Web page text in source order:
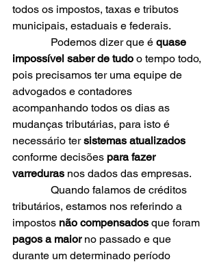
todos os impostos, taxas e tributos
municipais, estaduais e federais.
              Podemos dizer que é
quase
impossível saber de tudo o tempo todo,
pois precisamos ter uma equipe de
advogados e contadores
acompanhando todos os dias as
mudanças tributárias, para isto é
necessário ter sistemas atualizados
conforme decisões para fazer
varreduras nos dados das empresas.
tributários, estamos nos referindo a
impostos não compensados que foram
pagos a maior no passado e que
durante um determinado período